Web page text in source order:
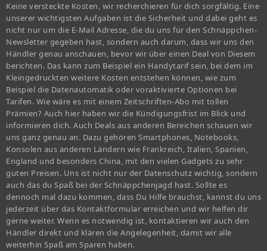
Keine versteckte Kosten, wir recherchieren für dich sorgfältig. Eine
unserer wichtigsten Aufgaben ist die Sicherheit und dabei geht es
nicht nur um die E-Mail Adresse, die du uns für den Schnäppchen-
Newsletter gegeben hast, sondern auch darum, dass wir uns den
Händler genau anschauen, bevor wir über einen Deal von Diesem
berichten. Das kann zum Beispiel ein Handytarif sein, bei dem im
Kleingedruckten weitere Kosten entstehen können, wie zum
Beispiel die Datenautomatik oder voraktivierte Optionen bei
Tarifen. Wie wäre es mit einem Zeitschriften-Abo mit tollen
Prämien? Auch hier haben wir die Kündigungsfrist im Blick und
informieren dich. Auch Deals aus anderen Bereichen schauen wir
uns ganz genau an. Dazu gehören Smartphones, Notebooks,
Konsolen aus anderen Ländern wie Frankreich, Italien, Spanien,
England und besonders China, mit den vielen Gadgets zu sehr
guten Preisen. Uns ist nicht nur der Datenschutz wichtig, sondern
auch das du Spaß bei der Schnäppchenjagd hast. Sollte es
dennoch mal dazu kommen, dass Du Hilfe brauchst, kannst du uns
jederzeit über das Kontaktformular erreichen und wir helfen dir
gerne weiter. Wenn es notwendig ist, kontaktieren wir auch den
Händler direkt und klären die Angelegenheit, damit wir alle
weiterhin Spaß am Sparen haben.